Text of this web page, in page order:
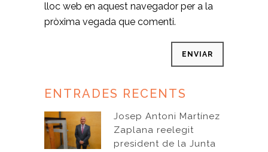
lloc web en aquest navegador per a la
pròxima vegada que comenti.
ENTRADES RECENTS
Josep Antoni Martínez
Zaplana reelegit
president de la Junta